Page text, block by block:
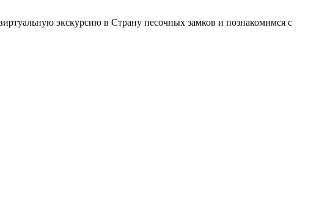
экскурсию в Страну песочных замков и познакомимся с